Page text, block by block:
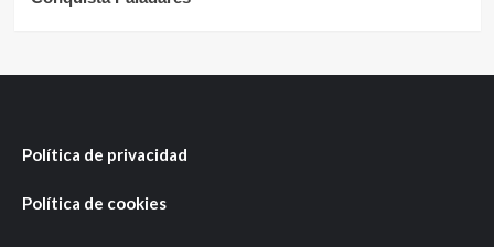
Política de privacidad
Política de cookies